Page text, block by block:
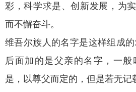
彩，科学求是、创新发展，为
而不懈奋斗。
维吾尔族人的名字是这样组成的
后面加的是父亲的名字，一
是，以尊父而定的，但是若无记